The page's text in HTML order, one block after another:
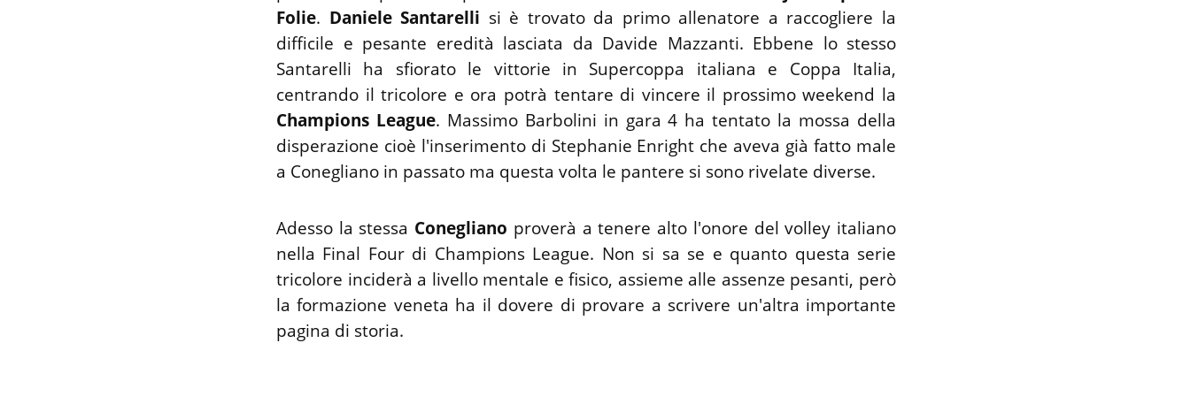
Folie. Daniele Santarelli si è trovato da primo allenatore a raccogliere la
difficile e pesante eredità lasciata da Davide Mazzanti. Ebbene lo stesso
Santarelli ha sfiorato le vittorie in Supercoppa italiana e Coppa Italia,
centrando il tricolore e ora potrà tentare di vincere il prossimo weekend la
Champions League. Massimo Barbolini in gara 4 ha tentato la mossa della
disperazione cioè l'inserimento di Stephanie Enright che aveva già fatto male
a Conegliano in passato ma questa volta le pantere si sono rivelate diverse.
Adesso la stessa Conegliano proverà a tenere alto l'onore del volley italiano
nella Final Four di Champions League. Non si sa se e quanto questa serie
tricolore inciderà a livello mentale e fisico, assieme alle assenze pesanti, però
la formazione veneta ha il dovere di provare a scrivere un'altra importante
pagina di storia.